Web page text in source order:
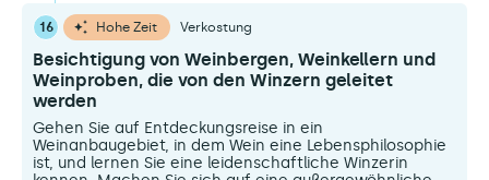
16 Hohe Zeit Verkostung
Besichtigung von Weinbergen, Weinkellern und
Weinproben, die von den Winzern geleitet
werden
Gehen Sie auf Entdeckungsreise in ein
Weinanbaugebiet, in dem Wein eine Lebensphilosophie
ist, und lernen Sie eine leidenschaftliche Winzerin